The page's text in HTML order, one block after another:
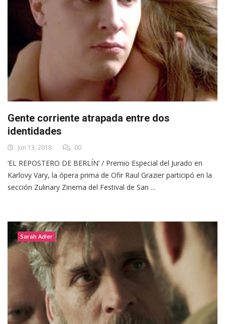
Gente corriente atrapada entre dos
identidades
Jun 13, 2018 00
‘EL REPOSTERO DE BERLÍN’ / Premio Especial del Jurado en
Karlovy Vary, la ópera prima de Ofir Raul Grazier participó en la
sección Zulinary Zinema del Festival de San ...
Sarah Adler